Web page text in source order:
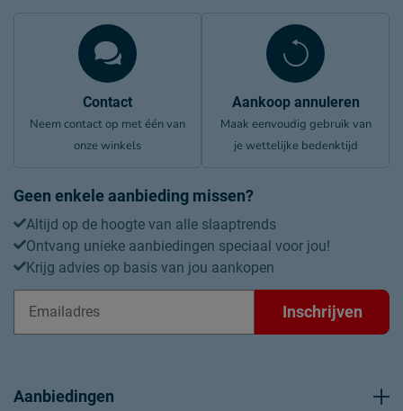
Contact
Neem contact op met één van
onze winkels
Aankoop annuleren
Maak eenvoudig gebruik van
je wettelijke bedenktijd
Geen enkele aanbieding missen?
Altijd op de hoogte van alle slaaptrends
Ontvang unieke aanbiedingen speciaal voor jou!
Krijg advies op basis van jou aankopen
Inschrijven
Aanbiedingen